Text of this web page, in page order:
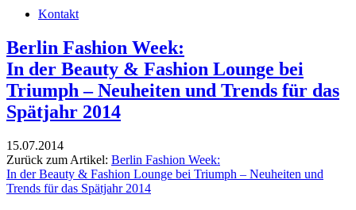
Kontakt
Berlin Fashion Week:
In der Beauty & Fashion Lounge bei
Triumph – Neuheiten und Trends für das
Spätjahr 2014
15.07.2014
Zurück zum Artikel: Berlin Fashion Week:
In der Beauty & Fashion Lounge bei Triumph – Neuheiten und
Trends für das Spätjahr 2014